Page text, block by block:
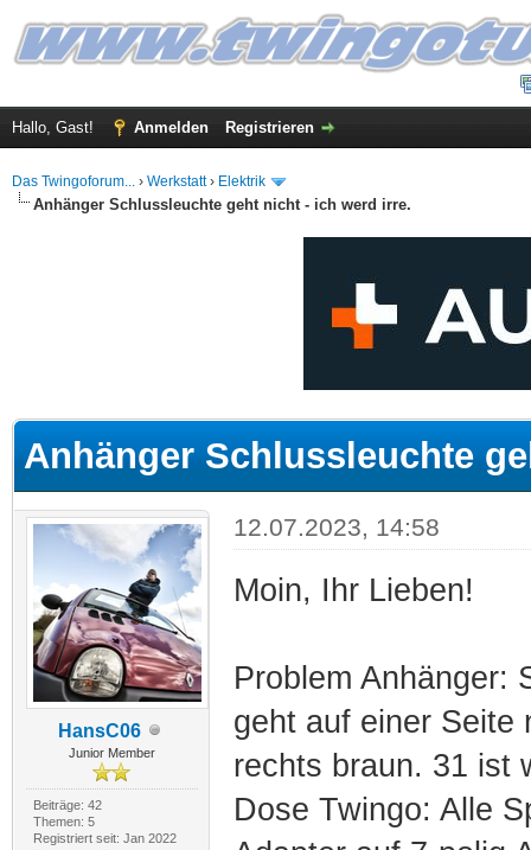
Hallo, Gast! Anmelden Registrieren
Das Twingoforum... › Werkstatt› Elektrik
Anhänger Schlussleuchte geht nicht - ich werd irre.
Anhänger Schlussleuchte
HansC06
Junior Member
Beiträge: 42
Themen: 5
Registriert seit: Jan 2022
12.07.2023, 14:58
Moin, Ihr Lieben!
Problem Anhänger:
geht auf einer Seite
rechts braun. 31 ist
Dose Twingo: Alle